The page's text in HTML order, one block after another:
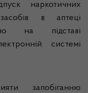
наркотичних
в аптеці
на підставі
системі
запобіганню